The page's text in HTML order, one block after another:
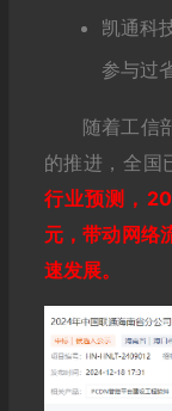
凯通科
参与过
随着工信
的推进，全国
行业预测，
元，带动网络
速发展。